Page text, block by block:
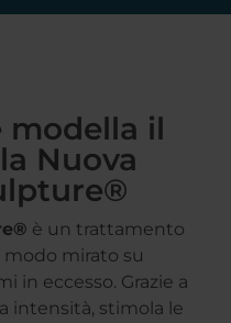
modella il
Nuova
è un trattamento
modo mirato su
in eccesso. Grazie a
intensità, stimola le